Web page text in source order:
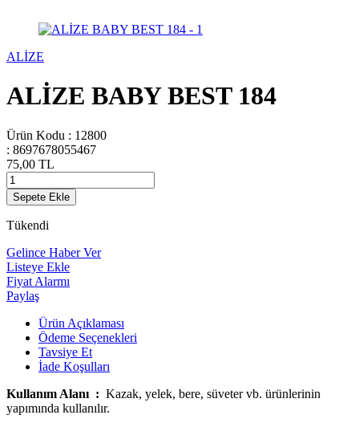
ALİZE
ALİZE BABY BEST 184
Ürün Kodu : 12800
: 8697678055467
75,00 TL
Sepete Ekle
Tükendi
Gelince Haber Ver
Listeye Ekle
Fiyat Alarmı
Paylaş
Ürün Açıklaması
Ödeme Seçenekleri
Tavsiye Et
İade Koşulları
Kullanım Alanı : Kazak, yelek, bere, süveter vb. ürünlerinin
yapımında kullanılır.